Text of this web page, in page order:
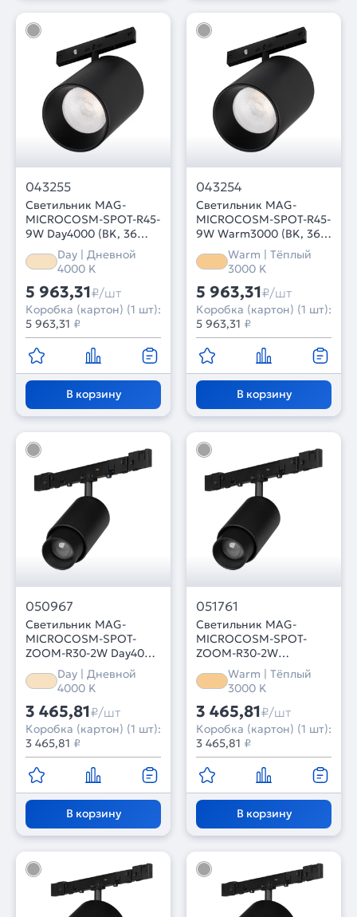
043255
Светильник MAG-
MICROCOSM-SPOT-R45-
9W Day4000 (BK, 36
deg, 24V) (Arlight, IP20
Металл, 3 года)
Day | Дневной
4000 K
5 963,31₽/шт
Коробка (картон) (1 шт):
5 963,31 ₽
В корзину
043254
Светильник MAG-
MICROCOSM-SPOT-R45-
9W Warm3000 (BK, 36
deg, 24V) (Arlight, IP20
Металл, 3 года)
Warm | Тёплый
3000 K
5 963,31₽/шт
Коробка (картон) (1 шт):
5 963,31 ₽
В корзину
050967
Светильник MAG-
MICROCOSM-SPOT-
ZOOM-R30-2W Day4000
(BK, 15-45 deg, 24V)
(Arlight, IP20 Металл, 5
Day | Дневной
4000 K
3 465,81₽/шт
Коробка (картон) (1 шт):
3 465,81 ₽
В корзину
051761
Светильник MAG-
MICROCOSM-SPOT-
ZOOM-R30-2W
Warm3000 (BK, 15-45
deg, 24V) (Arlight, IP20
Металл, 5 лет)
Warm | Тёплый
3000 K
3 465,81₽/шт
Коробка (картон) (1 шт):
3 465,81 ₽
В корзину